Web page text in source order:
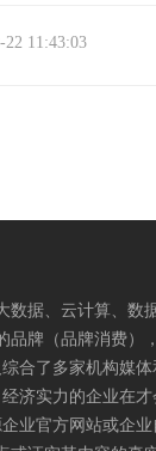
11:43:03
据、云计算、数
牌（品牌消费）
合了多家机构媒
济实力的企业在
业官方网站或企业